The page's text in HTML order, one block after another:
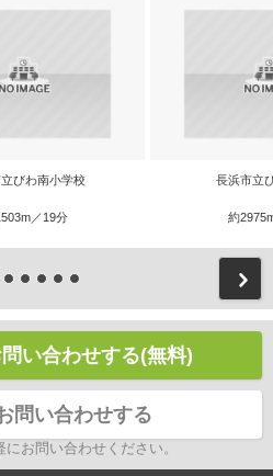
びわ南小学校
／19分
長浜市立
約
い合わせする(無料)
問い合わせする
お問い合わせください。